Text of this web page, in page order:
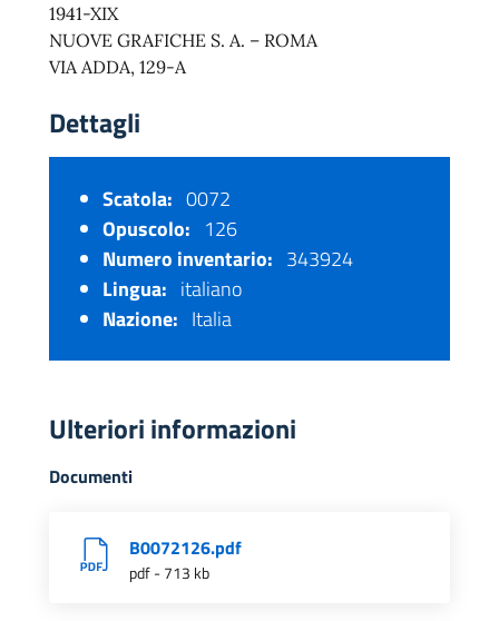
1941-XIX
NUOVE GRAFICHE S. A. – ROMA
VIA ADDA, 129-A
Dettagli
Scatola: 0072
Opuscolo: 126
Numero inventario: 343924
Lingua: italiano
Nazione: Italia
Ulteriori informazioni
Documenti
B0072126.pdf
pdf - 713 kb